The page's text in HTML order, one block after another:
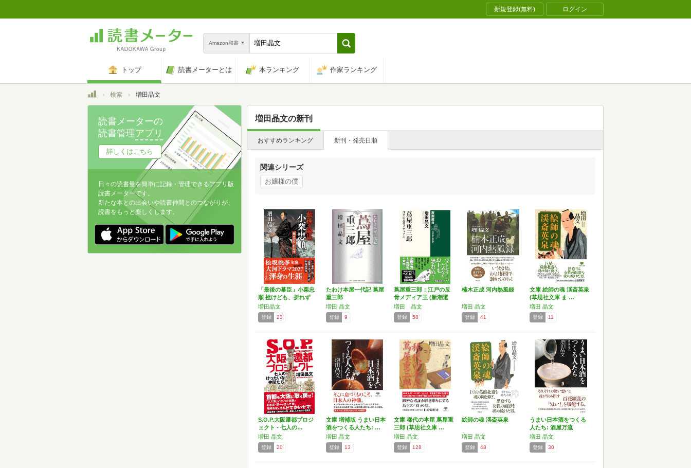
新規登録(無料) ログイン
Amazon和書
トップ 読書メーターとは 本ランキング 作家ランキング
トップ検索 増田晶文
増田晶文の新刊
おすすめランキング 新刊・発売日順
関連シリーズ
お嬢様の僕
「最後の幕臣」小栗忠
順 挫けども、折れず
増田晶文
登録 23
たわけ本屋一代記 蔦屋
重三郎
増田 晶文
登録 9
蔦屋重三郎：江戸の反
骨メディア王 (新潮選
書)
増田 晶文
登録 58
楠木正成 河内熱風録
増田 晶文
登録 41
文庫 絵師の魂 渓斎英泉
(草思社文庫 ま …
増田 晶文
登録 11
S.O.P.大阪遷都プロジ
ェクト - 七人の…
増田 晶文
登録 20
文庫 増補版 うまい日本
酒をつくる人たち: …
増田 晶文
登録 13
文庫 稀代の本屋 蔦屋重
三郎 (草思社文庫 …
増田 晶文
登録 128
絵師の魂 渓斎英泉
増田 晶文
登録 48
うまい日本酒をつくる
人たち: 酒屋万流
増田 晶文
登録 30
読書メーターの
読書管理アプリ
詳しくはこちら
日々の読書量を簡単に記録・管理できるアプリ版
読書メーターです。
新たな本との出会いや読書仲間とのつながりが、
読書をもっと楽しくします。